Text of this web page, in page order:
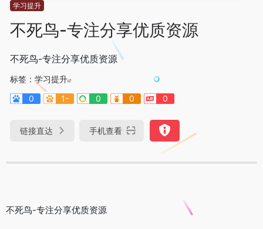
学习提升
不死鸟-专注分享优质资源
不死鸟-专注分享优质资源
标签： 学习提升
0
1- 0 0 0
链接直达 手机查看
不死鸟-专注分享优质资源